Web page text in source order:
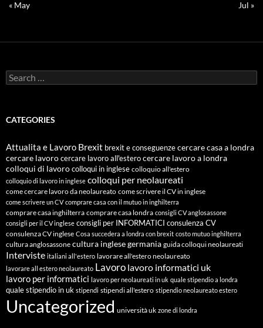
« May
Jul »
Search
for:
CATEGORIES
Attualita e Lavoro Brexit brexit e conseguenzecercare casa a londra
cercare lavorocercare lavoro all'esterocercare lavoro a londra
colloqui di lavorocolloqui in inglese colloquio all'estero
colloquio di lavoro in inglese colloqui per neolaureati
come cercare lavoro da neolaureato come scrivere il CV in inglese
come scrivere un CV comprare casa con il mutuo in inghilterra
comprare casa inghilterra comprare casa londra consigli CV anglosassone
consigli per il CV inglese consigli per INFORMATICI consulenza CV
consulenza CV inglese Cosa succedera a londra con brexit costo mutuo inghilterra
cultura anglosassone cultura inglesegermania guida colloqui neolaureati
Interviste italiani all'estero lavorare all'estero neolaureato
lavorare all estero neolaureato Lavoro lavoro informatici uk
lavoro per informatici lavoro per neolaureati in uk quale stipendio a londra
quale stipendio in uk stipendi stipendi all'estero stipendio neolaureato estero
Uncategorized università uk zone di londra